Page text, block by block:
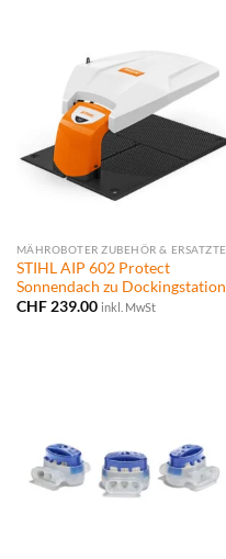
STIHL AIP 602 Protect
Sonnendach zu Dockingstation
CHF239.00 inkl. MwSt